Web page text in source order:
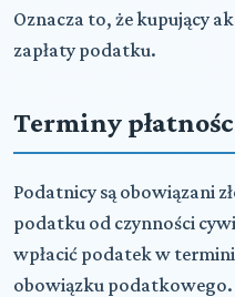
Oznacza to, że kupujący
zapłaty podatku.
Terminy
Podatnicy są obowiązani
podatku od czynności
wpłacić podatek w
obowiązku podatkowego.